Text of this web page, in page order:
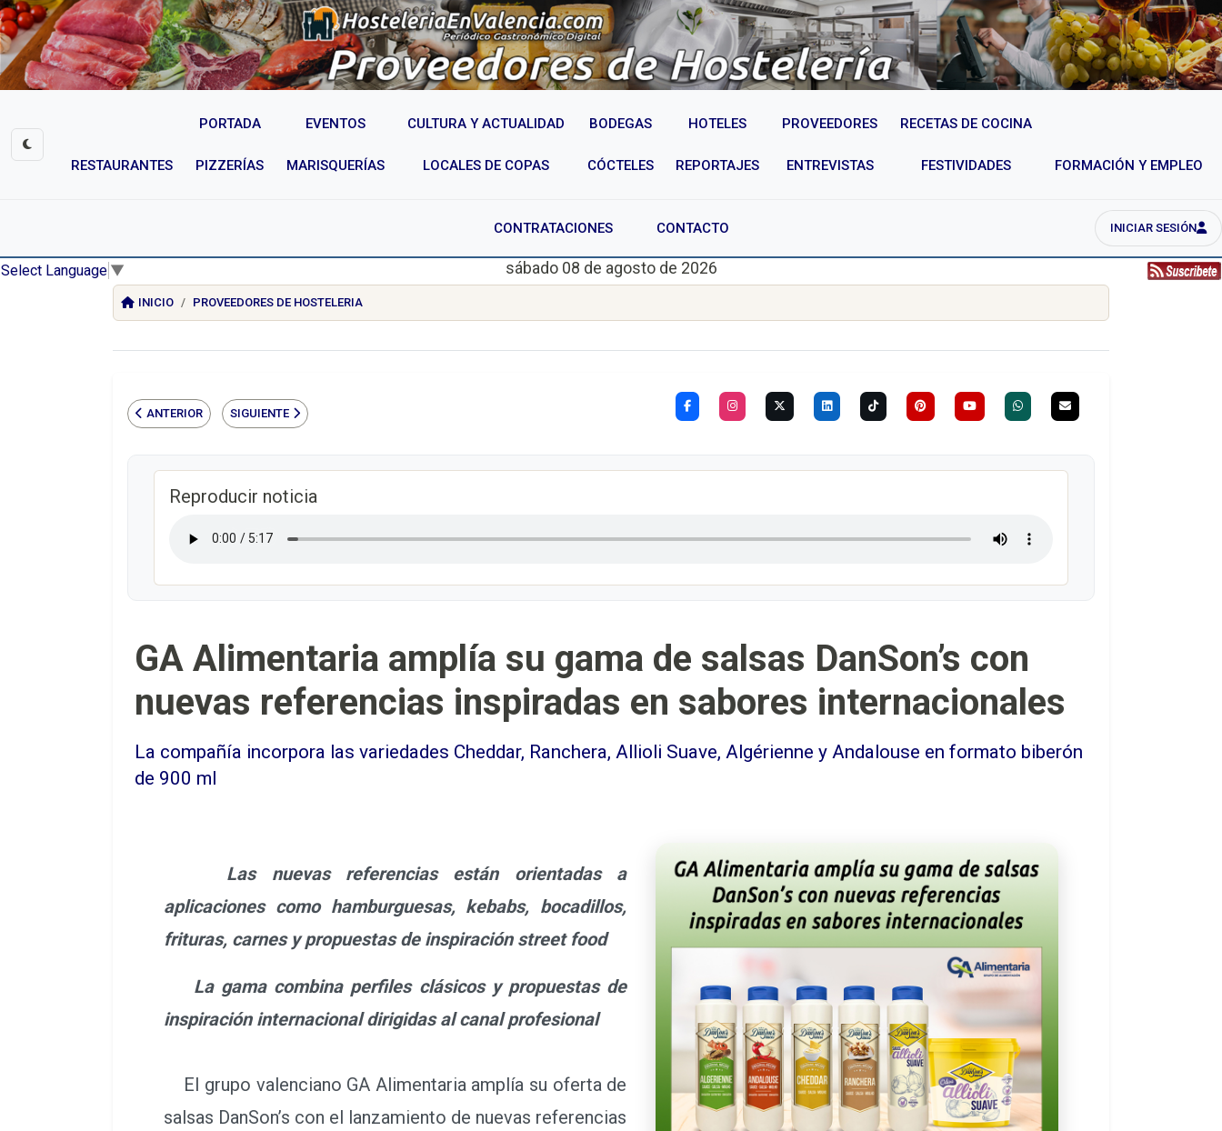
PORTADA EVENTOS CULTURA Y ACTUALIDAD BODEGAS HOTELES PROVEEDORES RECETAS DE COCINA
RESTAURANTES PIZZERÍAS MARISQUERÍAS LOCALES DE COPAS CÓCTELES REPORTAJES ENTREVISTAS FESTIVIDADES FORMACIÓN Y EMPLEO
CONTRATACIONES CONTACTO INICIAR SESIÓN
Select Language ▼ sábado 08 de agosto de 2026
INICIO PROVEEDORES DE HOSTELERIA
ANTERIOR SIGUIENTE
Reproducir noticia
GA Alimentaria amplía su gama de salsas DanSon’s con
nuevas referencias inspiradas en sabores internacionales
La compañía incorpora las variedades Cheddar, Ranchera, Allioli Suave, Algérienne y Andalouse en formato biberón
de 900 ml
Las nuevas referencias están orientadas a
aplicaciones como hamburguesas, kebabs, bocadillos,
frituras, carnes y propuestas de inspiración street food
La gama combina perfiles clásicos y propuestas de
inspiración internacional dirigidas al canal profesional
El grupo valenciano GA Alimentaria amplía su oferta de
salsas DanSon’s con el lanzamiento de nuevas referencias